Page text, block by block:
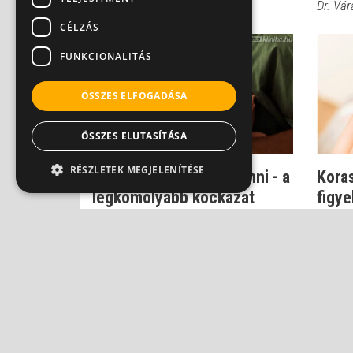
Dr. Váradi Valéria Dr.
Agyvérzéssel világrajönni - a
legkomolyabb kockázat
CÉLZÁS
FUNKCIONALITÁS
ÖSSZES ELFOGADÁSA
ÖSSZES ELUTASÍTÁSA
RÉSZLETEK MEGJELENÍTÉSE